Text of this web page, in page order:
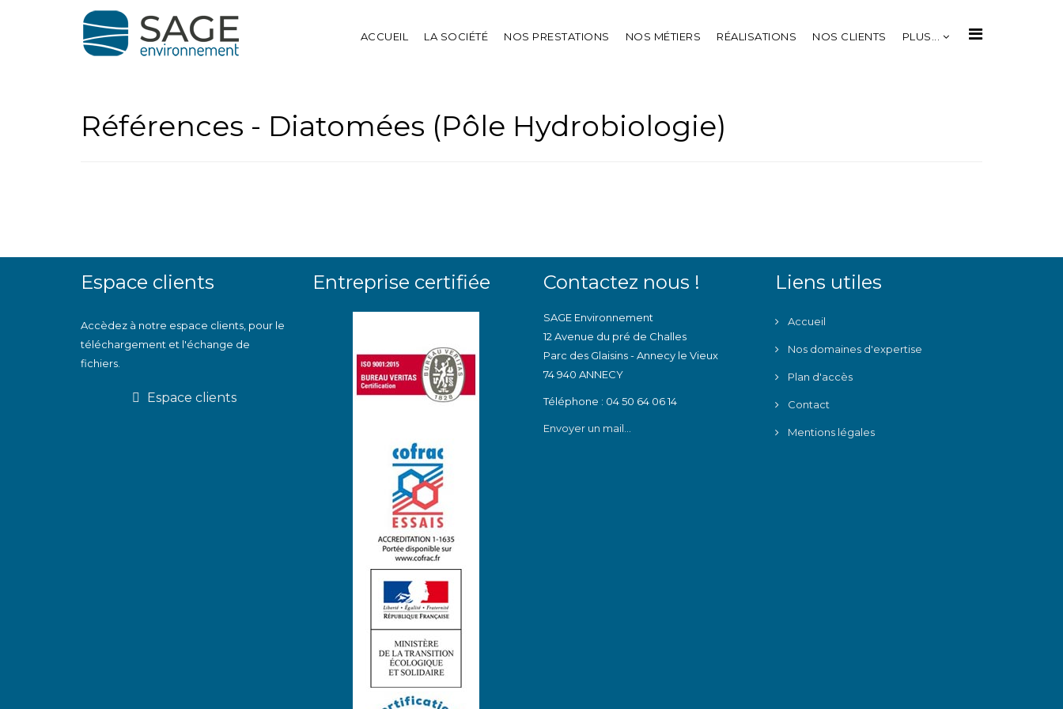
ACCUEIL LA SOCIÉTÉ NOS PRESTATIONS NOS MÉTIERS RÉALISATIONS NOS CLIENTS PLUS...
Références - Diatomées (Pôle Hydrobiologie)
Espace clients
Accèdez à notre espace clients, pour le
téléchargement et l'échange de
fichiers.
Espace clients
Entreprise certifiée Contactez nous !
SAGE Environnement
12 Avenue du pré de Challes
Parc des Glaisins - Annecy le Vieux
74 940 ANNECY
Téléphone : 04 50 64 06 14
Envoyer un mail...
Liens utiles
Accueil
Nos domaines d'expertise
Plan d'accès
Contact
Mentions légales